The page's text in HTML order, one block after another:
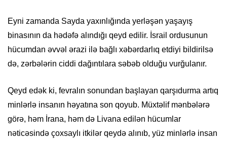
Eyni zamanda Sayda yaxınlığında yerləşən yaşayış
binasının da hədəfə alındığı qeyd edilir. İsrail ordusunun
hücumdan əvvəl ərazi ilə bağlı xəbərdarlıq etdiyi bildirilsə
də, zərbələrin ciddi dağıntılara səbəb olduğu vurğulanır.
Qeyd edək ki, fevralın sonundan başlayan qarşıdurma artıq
minlərlə insanın həyatına son qoyub. Müxtəlif mənbələrə
görə, həm İrana, həm də Livana edilən hücumlar
nəticəsində çoxsaylı itkilər qeydə alınıb, yüz minlərlə insan